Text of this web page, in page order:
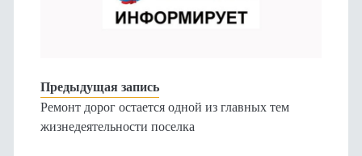
Предыдущая запись
Ремонт дорог остается одной из главных тем
жизнедеятельности поселка